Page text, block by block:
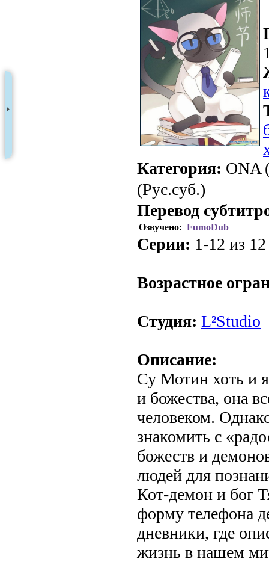
Категория: ONA
(Рус.суб.)
Перевод
Озвучено: FumoDub
Серии: 1-12 из
Возрастное
Студия: L²Studio
Описание:
Су Мотин хоть и
и божества, она
человеком.
знакомить с
божеств и
людей для
Кот-демон и бог
форму телефона
дневники, где
жизнь в нашем